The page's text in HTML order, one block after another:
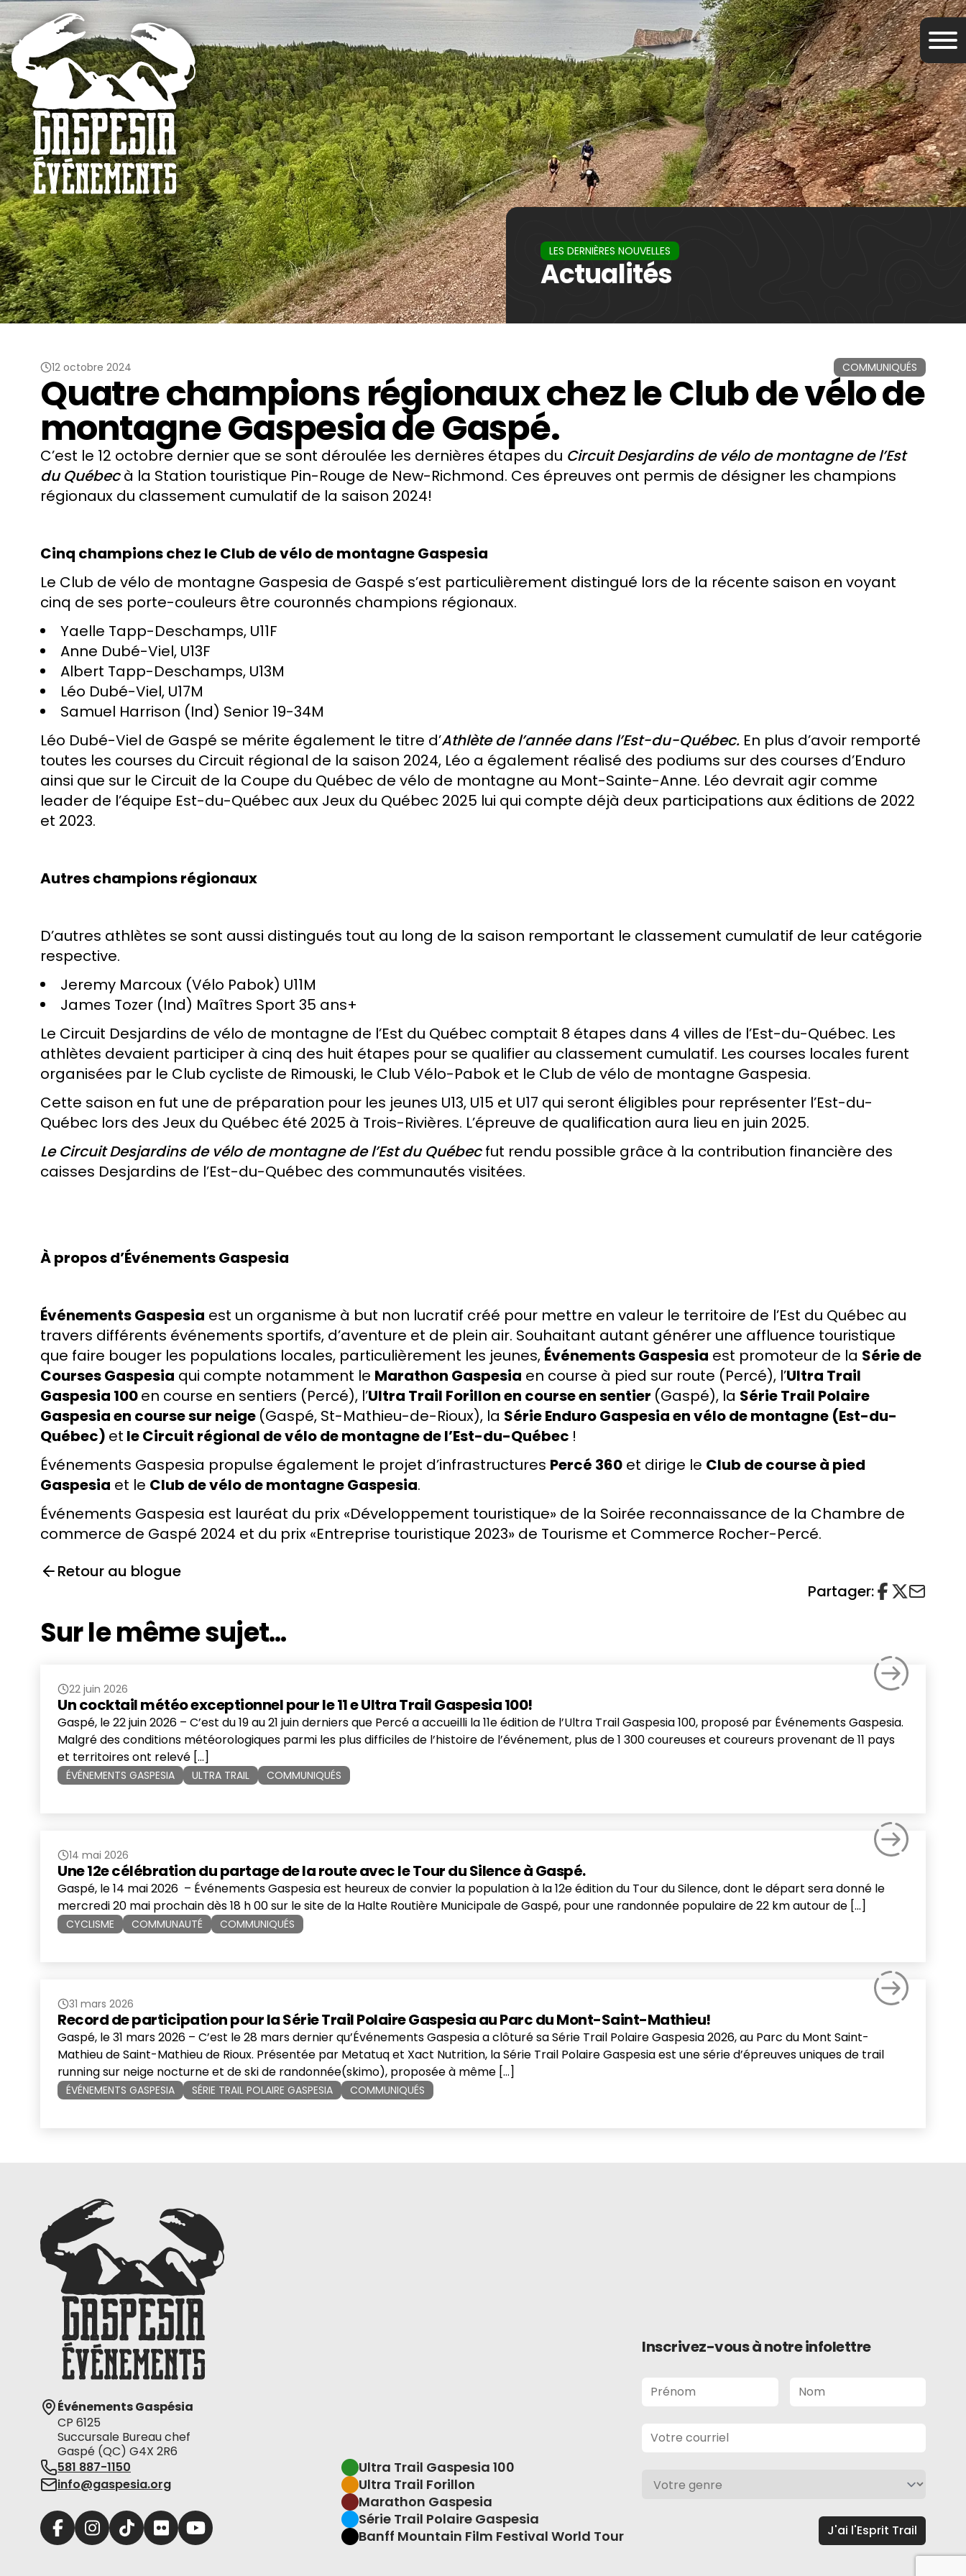
LES DERNIÈRES NOUVELLES
Actualités
12 octobre 2024 COMMUNIQUÉS
Quatre champions régionaux chez le Club de vélo de
montagne Gaspesia de Gaspé.
C’est le 12 octobre dernier que se sont déroulée les dernières étapes du Circuit Desjardins de vélo de montagne de l’Est
du Québecà la Station touristique Pin-Rouge de New-Richmond. Ces épreuves ont permis de désigner les champions
régionaux du classement cumulatif de la saison 2024!
Cinq champions chez le Club de vélo de montagne Gaspesia
Le Club de vélo de montagne Gaspesia de Gaspé s’est particulièrement distingué lors de la récente saison en voyant
cinq de ses porte-couleurs être couronnés champions régionaux.
Yaelle Tapp-Deschamps, U11F
Anne Dubé-Viel, U13F
Albert Tapp-Deschamps, U13M
Léo Dubé-Viel, U17M
Samuel Harrison (Ind) Senior 19-34M
Léo Dubé-Viel de Gaspé se mérite également le titre d’Athlète de l’année dans l’Est-du-Québec. En plus d’avoir remporté
toutes les courses du Circuit régional de la saison 2024, Léo a également réalisé des podiums sur des courses d’Enduro
ainsi que sur le Circuit de la Coupe du Québec de vélo de montagne au Mont-Sainte-Anne. Léo devrait agir comme
leader de l’équipe Est-du-Québec aux Jeux du Québec 2025 lui qui compte déjà deux participations aux éditions de 2022
et 2023.
Autres champions régionaux
D’autres athlètes se sont aussi distingués tout au long de la saison remportant le classement cumulatif de leur catégorie
respective.
Jeremy Marcoux (Vélo Pabok) U11M
James Tozer (Ind) Maîtres Sport 35 ans+
Le Circuit Desjardins de vélo de montagne de l’Est du Québec comptait 8 étapes dans 4 villes de l’Est-du-Québec. Les
athlètes devaient participer à cinq des huit étapes pour se qualifier au classement cumulatif. Les courses locales furent
organisées par le Club cycliste de Rimouski, le Club Vélo-Pabok et le Club de vélo de montagne Gaspesia.
Cette saison en fut une de préparation pour les jeunes U13, U15 et U17 qui seront éligibles pour représenter l’Est-du-
Québec lors des Jeux du Québec été 2025 à Trois-Rivières. L’épreuve de qualification aura lieu en juin 2025.
LeCircuit Desjardins de vélo de montagne de l’Est du Québecfut rendu possible grâce à la contribution financière des
caisses Desjardins de l’Est-du-Québec des communautés visitées.
À propos d’Événements Gaspesia
Événements Gaspesia est un organisme à but non lucratif créé pour mettre en valeur le territoire de l’Est du Québec au
travers différents événements sportifs, d’aventure et de plein air. Souhaitant autant générer une affluence touristique
que faire bouger les populations locales, particulièrement les jeunes, Événements Gaspesia est promoteur de la Série de
Courses Gaspesia qui compte notamment le Marathon Gaspesia en course à pied sur route (Percé), l’Ultra Trail
Gaspesia 100en course en sentiers (Percé), l’Ultra Trail Forillon en course en sentier (Gaspé), la Série Trail Polaire
Gaspesia en course sur neige (Gaspé, St-Mathieu-de-Rioux), la Série Enduro Gaspesia en vélo de montagne (Est-du-
Québec) et le Circuit régional de vélo de montagne de l’Est-du-Québec !
Événements Gaspesia propulse également le projet d’infrastructures Percé 360 et dirige le Club de course à pied
Gaspesia et le Club de vélo de montagne Gaspesia.
Événements Gaspesia est lauréat du prix «Développement touristique» de la Soirée reconnaissance de la Chambre de
commerce de Gaspé 2024 et du prix «Entreprise touristique 2023» de Tourisme et Commerce Rocher-Percé.
Retour au blogue
Partager:
Sur le même sujet...
22 juin 2026
Un cocktail météo exceptionnel pour le 11 e Ultra Trail Gaspesia 100!
Gaspé, le 22 juin 2026 – C’est du 19 au 21 juin derniers que Percé a accueilli la 11e édition de l’Ultra Trail Gaspesia 100, proposé par Événements Gaspesia.
Malgré des conditions météorologiques parmi les plus difficiles de l’histoire de l’événement, plus de 1 300 coureuses et coureurs provenant de 11 pays
et territoires ont relevé […]
ÉVÉNEMENTS GASPESIA ULTRA TRAIL COMMUNIQUÉS
14 mai 2026
Une 12e célébration du partage de la route avec le Tour du Silence à Gaspé.
Gaspé, le 14 mai 2026 – Événements Gaspesia est heureux de convier la population à la 12e édition du Tour du Silence, dont le départ sera donné le
mercredi 20 mai prochain dès 18 h 00 sur le site de la Halte Routière Municipale de Gaspé, pour une randonnée populaire de 22 km autour de […]
CYCLISME COMMUNAUTÉ COMMUNIQUÉS
31 mars 2026
Record de participation pour la Série Trail Polaire Gaspesia au Parc du Mont-Saint-Mathieu!
Gaspé, le 31 mars 2026 – C’est le 28 mars dernier qu’Événements Gaspesia a clôturé sa Série Trail Polaire Gaspesia 2026, au Parc du Mont Saint-
Mathieu de Saint-Mathieu de Rioux. Présentée par Metatuq et Xact Nutrition, la Série Trail Polaire Gaspesia est une série d’épreuves uniques de trail
running sur neige nocturne et de ski de randonnée(skimo), proposée à même […]
ÉVÉNEMENTS GASPESIA SÉRIE TRAIL POLAIRE GASPESIA COMMUNIQUÉS
Ultra Trail Gaspesia 100
Ultra Trail Forillon
Marathon Gaspesia
Série Trail Polaire Gaspesia
Banff Mountain Film Festival World Tour
Événements Gaspésia
CP 6125
Succursale Bureau chef
Gaspé (QC) G4X 2R6
581 887-1150
info@gaspesia.org
Inscrivez-vous à notre infolettre